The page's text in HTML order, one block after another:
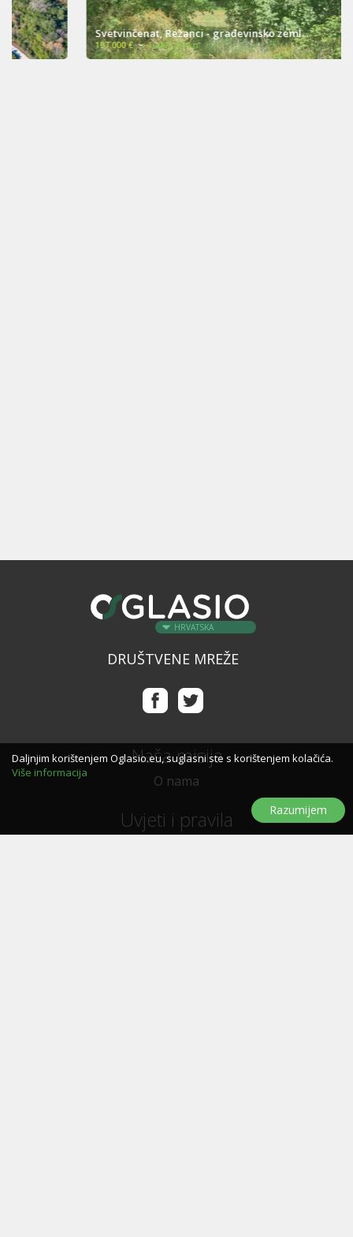
Svetvinčenat, Režanci - građevinsko zeml...
197,000 € 1,484,210 kn
HRVATSKA
DRUŠTVENE MREŽE
Naša misija
O nama
Uvjeti i pravila
Daljnjim korištenjem Oglasio.eu, suglasni ste s korištenjem kolačića.
Više informacija
Razumijem